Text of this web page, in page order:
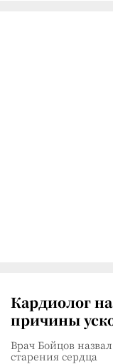
Кардиолог
причины
Врач Бойцов
старения сердца